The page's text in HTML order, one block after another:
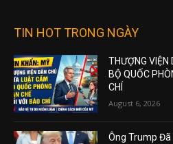
TIN HOT TRONG NGÀY
THƯỢNG
BỘ QUỐC
CHÍ
August 6, 2026
Ông Trump Đã